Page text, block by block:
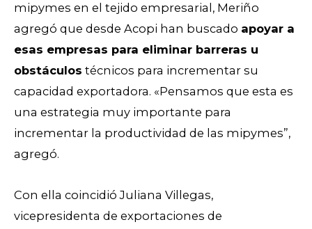
mipymes en el tejido empresarial, Meriño
agregó que desde Acopi han buscado apoyar a
esas empresas para eliminar barreras u
obstáculos técnicos para incrementar su
capacidad exportadora. «Pensamos que esta es
una estrategia muy importante para
incrementar la productividad de las mipymes”,
agregó.
Con ella coincidió Juliana Villegas,
vicepresidenta de exportaciones de